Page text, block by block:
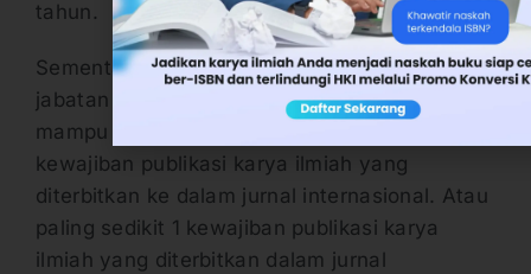
tahun.
Sementara itu, bagi dosen yang memiliki
jabatan fungsional sebagai Profesor, harus
mampu menghasilkan paling sedikit 3
kewajiban publikasi karya ilmiah yang
diterbitkan ke dalam jurnal internasional. Atau
paling sedikit 1 kewajiban publikasi karya
ilmiah yang diterbitkan dalam jurnal